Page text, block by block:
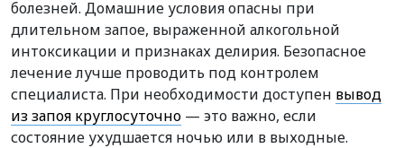
болезней. Домашние условия опасны при
длительном запое, выраженной алкогольной
интоксикации и признаках делирия. Безопасное
лечение лучше проводить под контролем
специалиста. При необходимости доступен вывод
из запоя круглосуточно — это важно, если
состояние ухудшается ночью или в выходные.